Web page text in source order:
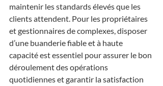
maintenir les standards élevés que les
clients attendent. Pour les propriétaires
et gestionnaires de complexes, disposer
d’une buanderie fiable et à haute
capacité est essentiel pour assurer le bon
déroulement des opérations
quotidiennes et garantir la satisfaction